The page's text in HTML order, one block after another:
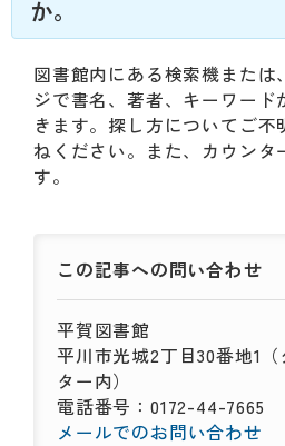
か。
図書館内にある検索機または
ジで書名、著者、キーワード
きます。探し方についてご
ねください。また、カウンタ
す。
この記事への問い合わせ
平賀図書館
平川市光城2丁目30番地1
ター内）
電話番号：0172-44-7665
メールでのお問い合わせ